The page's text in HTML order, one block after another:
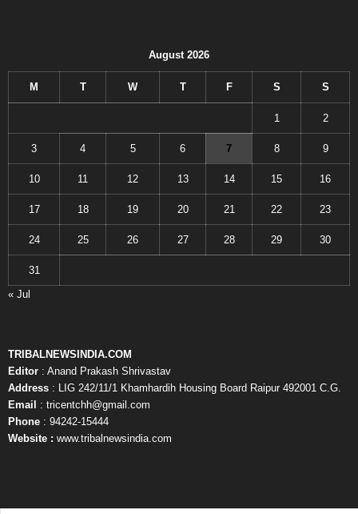
August 2026
M T W T F S S
1 2
3 4 5 6 7 8 9
10 11 12 13 14 15 16
17 18 19 20 21 22 23
24 25 26 27 28 29 30
31
« Jul
TRIBALNEWSINDIA.COM
Editor : Anand Prakash Shrivastav
Address : LIG 242/11/1 Khamhardih Housing Board Raipur 492001 C.G.
Email : tricentchh@gmail.com
Phone : 94242-15444
Website : www.tribalnewsindia.com